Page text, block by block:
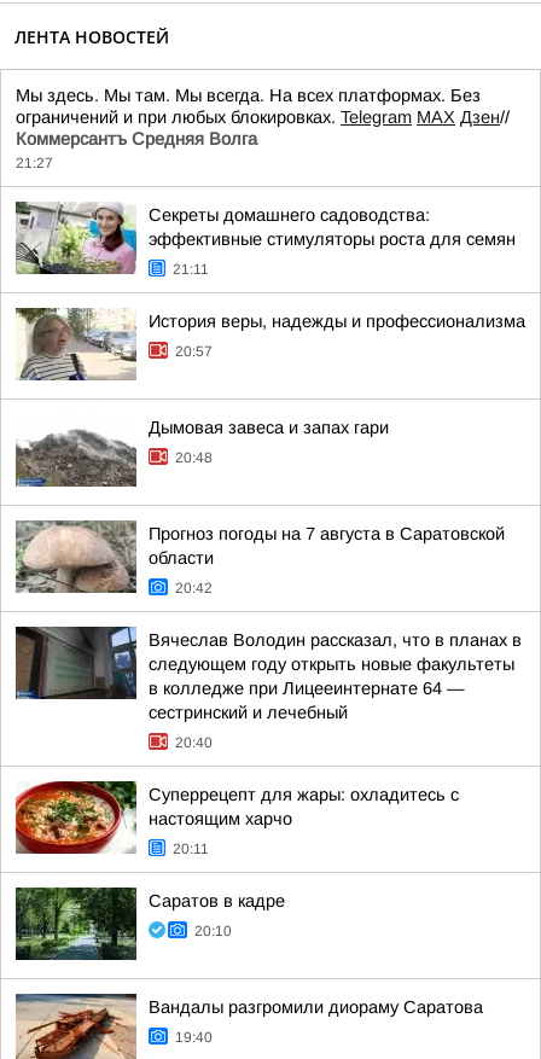
ЛЕНТА НОВОСТЕЙ
Мы здесь. Мы там. Мы всегда. На всех платформах. Без
ограничений и при любых блокировках. Telegram MAX Дзен//
Коммерсантъ Средняя Волга
21:27
Секреты домашнего садоводства:
эффективные стимуляторы роста для семян
21:11
История веры, надежды и профессионализма
20:57
Дымовая завеса и запах гари
20:48
Прогноз погоды на 7 августа в Саратовской
области
20:42
Вячеслав Володин рассказал, что в планах в
следующем году открыть новые факультеты
в колледже при Лицееинтернате 64 —
сестринский и лечебный
20:40
Суперрецепт для жары: охладитесь с
настоящим харчо
20:11
Саратов в кадре
20:10
Вандалы разгромили диораму Саратова
19:40